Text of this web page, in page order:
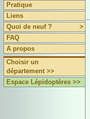
Pratique
Liens
Quoi de neuf ?
>
FAQ
A propos
Choisir un
département >>
Espace Lépidoptères >>